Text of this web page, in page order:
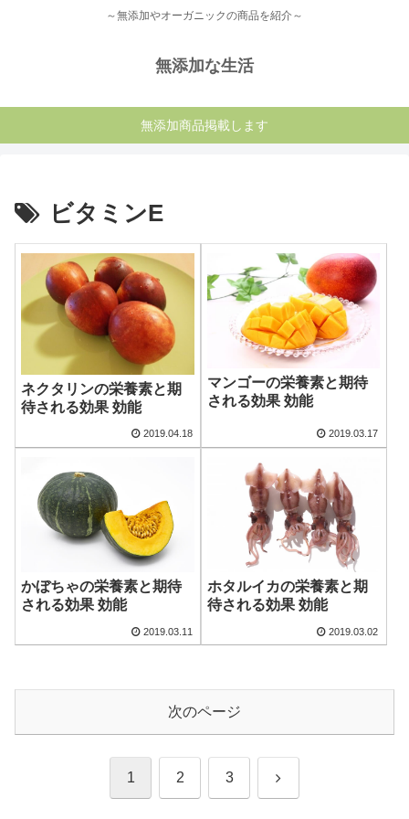
～無添加やオーガニックの商品を紹介～
無添加な生活
無添加商品掲載します
ビタミンE
ネクタリンの栄養素と期
待される効果 効能
2019.04.18
マンゴーの栄養素と期待
される効果 効能
2019.03.17
かぼちゃの栄養素と期待
される効果 効能
2019.03.11
ホタルイカの栄養素と期
待される効果 効能
2019.03.02
次のページ
1 2 3 次